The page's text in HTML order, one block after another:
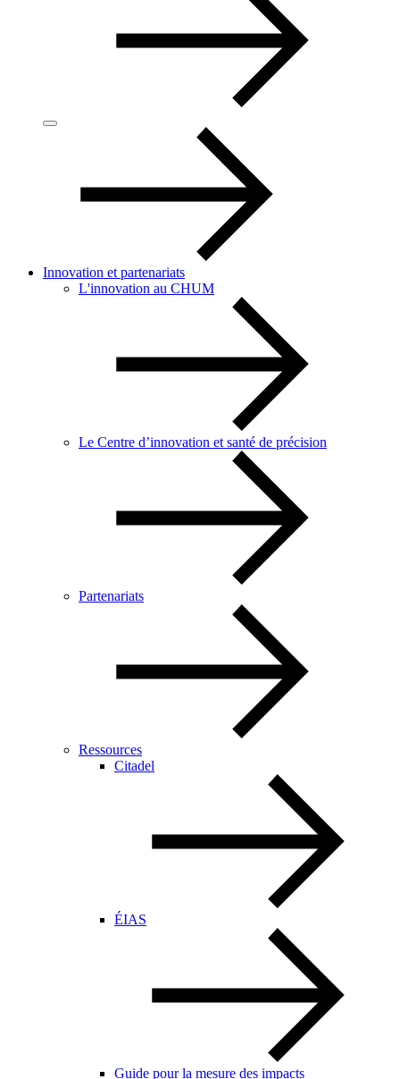
Innovation et partenariats
L'innovation au CHUM
Le Centre d’innovation et santé de précision
Partenariats
Ressources
Citadel
ÉIAS
Guide pour la mesure des impacts